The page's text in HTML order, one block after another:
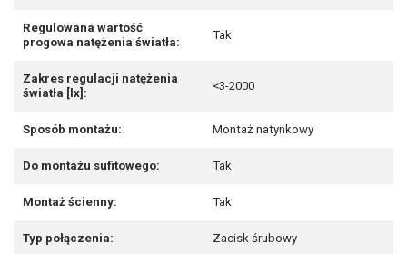
Regulowana wartość
progowa natężenia światła:
Tak
Zakres regulacji natężenia
światła [lx]:
<3-2000
Sposób montażu: Montaż natynkowy
Do montażu sufitowego: Tak
Montaż ścienny: Tak
Typ połączenia: Zacisk śrubowy